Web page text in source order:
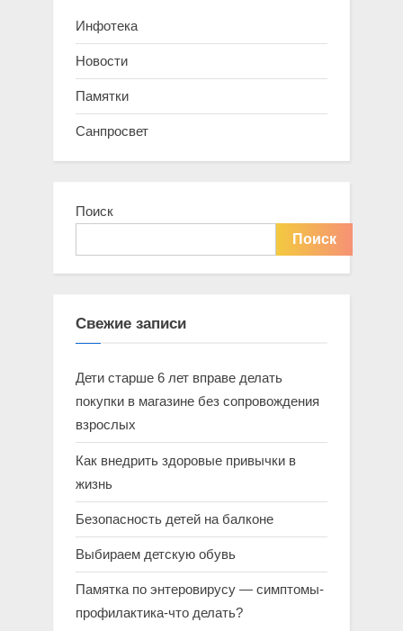
Инфотека
Новости
Памятки
Санпросвет
Поиск
Поиск
Свежие записи
Дети старше 6 лет вправе делать
покупки в магазине без сопровождения
взрослых
Как внедрить здоровые привычки в
жизнь
Безопасность детей на балконе
Выбираем детскую обувь
Памятка по энтеровирусу — симптомы-
профилактика-что делать?